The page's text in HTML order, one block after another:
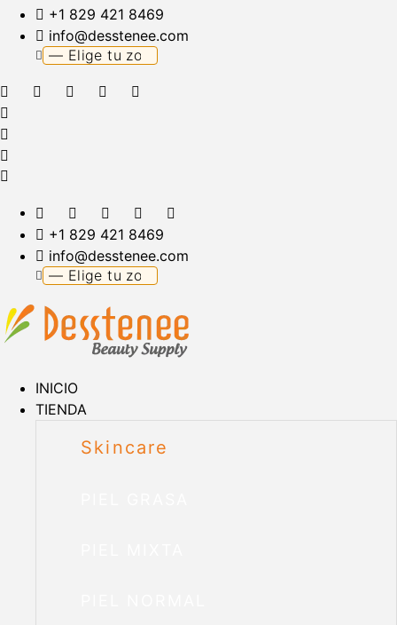
+1 829 421 8469
info@desstenee.com
+1 829 421 8469
info@desstenee.com
INICIO
TIENDA
Skincare